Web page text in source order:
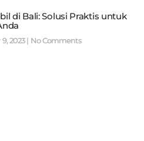
di Bali: Solusi Praktis untuk
2023 No Comments